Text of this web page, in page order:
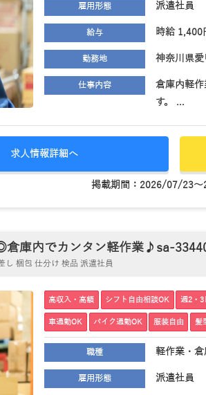
雇用形態 派遣社員
給与 時給 1,400
勤務地 神奈川県
仕事内容
倉庫内軽
す。 ...
求人情報詳細へ
掲載期間：2026/07/23
倉庫内でカンタン軽作業♪sa-
梱包 仕分け 検品 派遣社員
高収入・高額 シフト自由相談OK 週2・3
車通勤OK バイク通勤OK 服装自由 髪
職種 軽作業・
雇用形態 派遣社員